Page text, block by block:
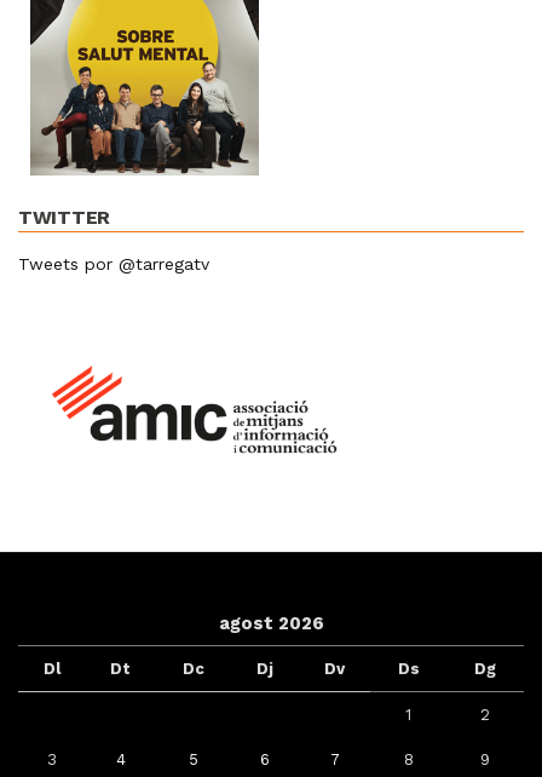
TWITTER
Tweets por @tarregatv
agost 2026
Dl Dt Dc Dj Dv Ds Dg
1 2
3 4 5 6 7 8 9